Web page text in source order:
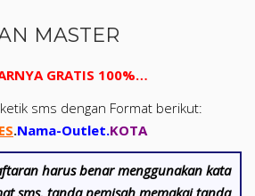
MASTER
GRATIS 100%…
sms dengan Format berikut:
.Nama-Outlet.KOTA
harus benar menggunakan kata